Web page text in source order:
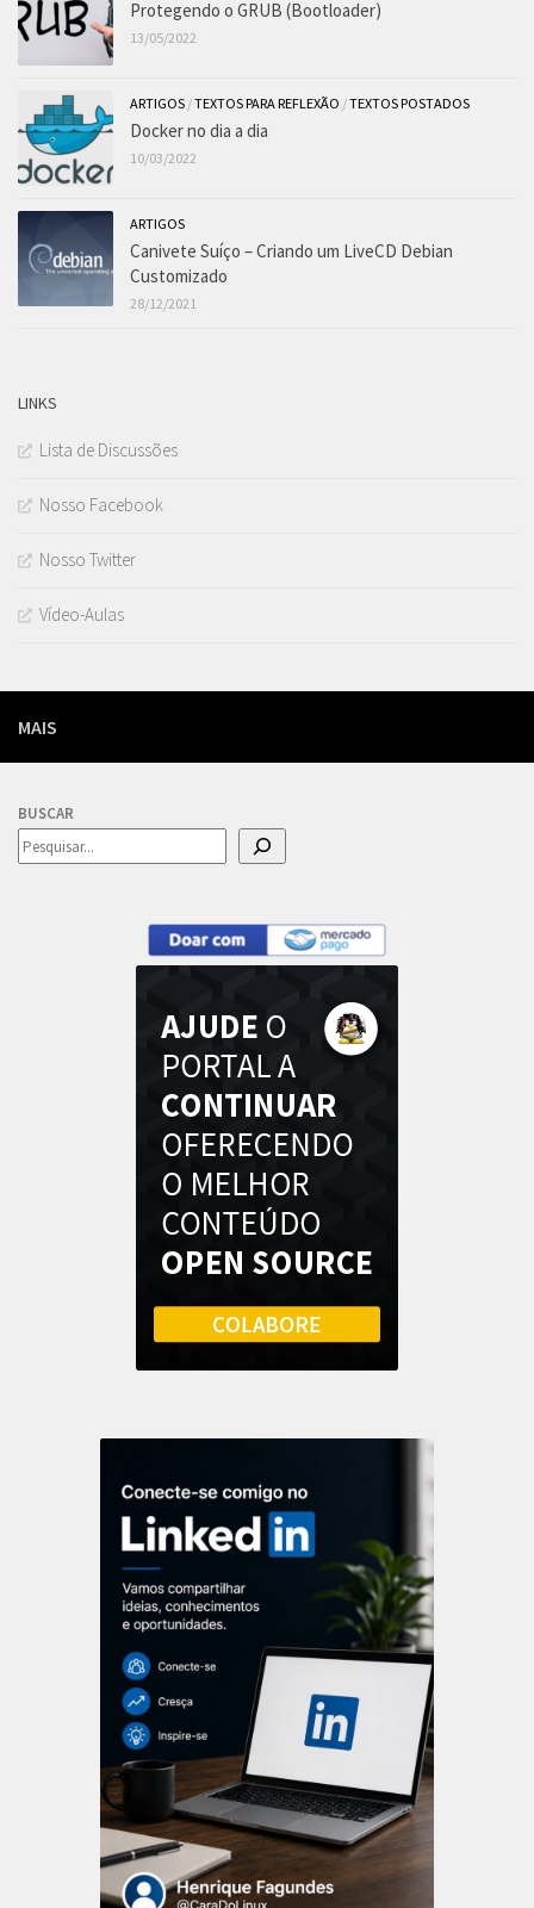
Protegendo o GRUB (Bootloader)
13/05/2022
ARTIGOS /TEXTOS PARA REFLEXÃO /TEXTOS POSTADOS
Docker no dia a dia
10/03/2022
ARTIGOS
Canivete Suíço – Criando um LiveCD Debian
Customizado
28/12/2021
LINKS
Lista de Discussões
Nosso Facebook
Nosso Twitter
Vídeo-Aulas
MAIS
BUSCAR